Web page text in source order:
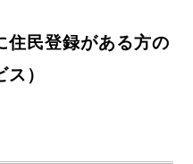
住民登録がある方の
）